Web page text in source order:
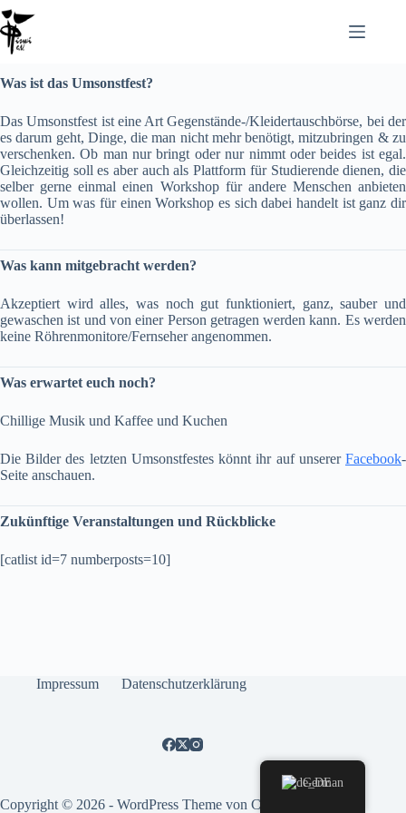
Was ist das Umsonstfest?
Das Umsonstfest ist eine Art Gegenstände-/Kleidertauschbörse, bei der
es darum geht, Dinge, die man nicht mehr benötigt, mitzubringen & zu
verschenken. Ob man nur bringt oder nur nimmt oder beides ist egal.
Gleichzeitig soll es aber auch als Plattform für Studierende dienen, die
selber gerne einmal einen Workshop für andere Menschen anbieten
wollen. Um was für einen Workshop es sich dabei handelt ist ganz dir
überlassen!
Was kann mitgebracht werden?
Akzeptiert wird alles, was noch gut funktioniert, ganz, sauber und
gewaschen ist und von einer Person getragen werden kann. Es werden
keine Röhrenmonitore/Fernseher angenommen.
Was erwartet euch noch?
Chillige Musik und Kaffee und Kuchen
Die Bilder des letzten Umsonstfestes könnt ihr auf unserer Facebook-
Seite anschauen.
Zukünftige Veranstaltungen und Rückblicke
[catlist id=7 numberposts=10]
Impressum Datenschutzerklärung
Copyright © 2026 - WordPress Theme von CreativeThemes
German